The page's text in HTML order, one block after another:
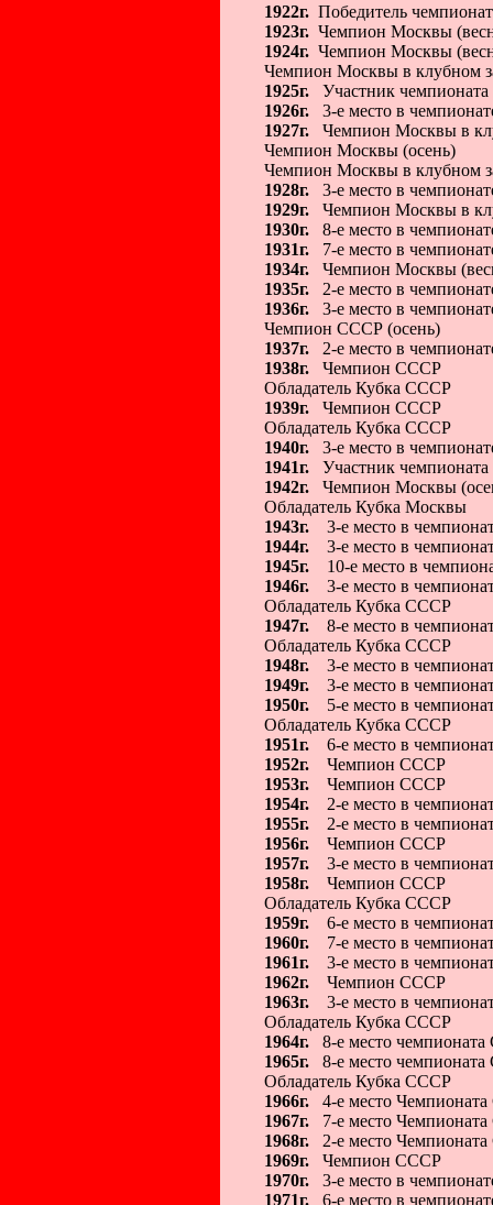
1922г. Победитель
1923г. Чемпион Москвы
1924г. Чемпион Москвы
Чемпион Москвы в клубном
1925г. Участник
1926г.
3-е место в
1927г. Чемпион Москвы в
Чемпион Москвы (осень)
Чемпион Москвы в клубном
1928г. 3-е место в
1929г.
Чемпион Москвы в
1930г.
8-е место в
1931г. 7-е место в
1934г.
Чемпион Москвы
1935г. 2-е место в
1936г. 3-е место в
Чемпион СССР (осень)
1937г.
2-е место в
1938г.
Чемпион СССР
Обладатель Кубка СССР
1939г.
Чемпион СССР
Обладатель Кубка СССР
1940г.
3-е место в
1941г.
Участник
1942г.
Чемпион Москвы
Обладатель Кубка Москвы
1943г.
3-е место в
1944г.
3-е место в
1945г.
10-е место в
1946г.
3-е место в
Обладатель Кубка СССР
1947г.
8-е место в
Обладатель Кубка СССР
1948г.
3-е место в
1949г.
3-е место в
1950г.
5-е место в
Обладатель Кубка СССР
1951г. 6-е место в
1952г.
Чемпион СССР
1953г.
Чемпион СССР
1954г.
2-е место в
1955г.
2-е место в
1956г.
Чемпион СССР
1957г.
3-е место в
1958г.
Чемпион СССР
Обладатель Кубка СССР
1959г.
6-е место в
1960г.
7-е место в
1961г.
3-е место в
1962г. Чемпион СССР
1963г. 3-е место в
Обладатель Кубка СССР
1964г. 8-е место
1965г.
8-е место
Обладатель Кубка СССР
1966г.
4-е место
1967г.
7-е место
1968г. 2-е место
1969г. Чемпион СССР
1970г.
3-е место в
1971г. 6-е место в